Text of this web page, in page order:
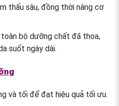
thấu sâu, đồng thời nâng cơ
toàn bộ dưỡng chất đã thoa,
suốt ngày dài.
và tối để đạt hiệu quả tối ưu.